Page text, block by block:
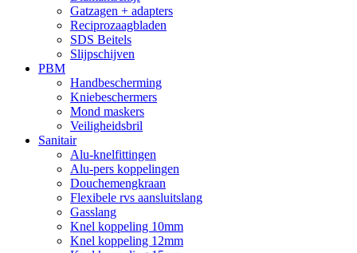
Gatzagen + adapters
Reciprozaagbladen
SDS Beitels
Slijpschijven
PBM
Handbescherming
Kniebeschermers
Mond maskers
Veiligheidsbril
Sanitair
Alu-knelfittingen
Alu-pers koppelingen
Douchemengkraan
Flexibele rvs aansluitslang
Gasslang
Knel koppeling 10mm
Knel koppeling 12mm